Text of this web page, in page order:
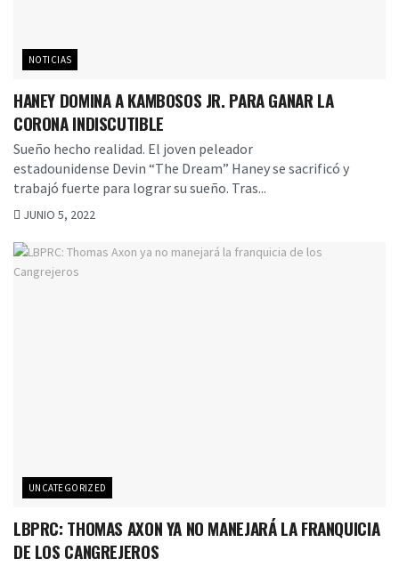
NOTICIAS
HANEY DOMINA A KAMBOSOS JR. PARA GANAR LA
CORONA INDISCUTIBLE
Sueño hecho realidad. El joven peleador
estadounidense Devin “The Dream” Haney se sacrificó y
trabajó fuerte para lograr su sueño. Tras...
JUNIO 5, 2022
UNCATEGORIZED
LBPRC: THOMAS AXON YA NO MANEJARÁ LA FRANQUICIA
DE LOS CANGREJEROS